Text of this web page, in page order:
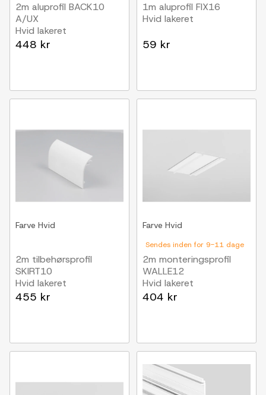
2m aluprofil BACK10
A/UX
Hvid lakeret
448 kr
1m aluprofil FIX16
Hvid lakeret
59 kr
Farve Hvid
2m tilbehørsprofil
SKIRT10
Hvid lakeret
455 kr
Sendes inden for 9-11 dage
Farve Hvid
2m monteringsprofil
WALLE12
Hvid lakeret
404 kr